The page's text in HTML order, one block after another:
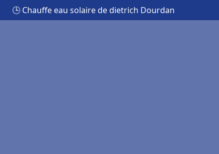
🕒 Chauffe eau solaire de dietrich Dourdan